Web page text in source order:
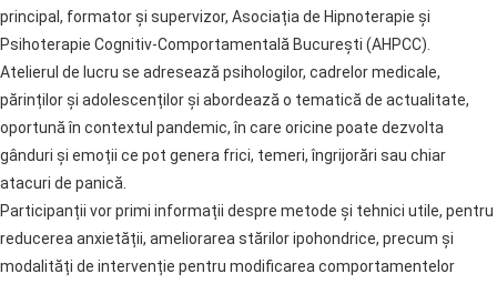
principal, formator și supervizor, Asociația de Hipnoterapie și
Psihoterapie Cognitiv-Comportamentală București (AHPCC).
Atelierul de lucru se adresează psihologilor, cadrelor medicale,
părinților și adolescenților și abordează o tematică de actualitate,
oportună în contextul pandemic, în care oricine poate dezvolta
gânduri și emoții ce pot genera frici, temeri, îngrijorări sau chiar
atacuri de panică.
Participanții vor primi informații despre metode și tehnici utile, pentru
reducerea anxietății, ameliorarea stărilor ipohondrice, precum și
modalități de intervenție pentru modificarea comportamentelor